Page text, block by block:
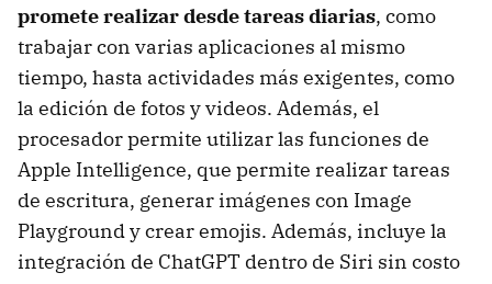
prometerealizar desde tareas diarias, como
trabajar con varias aplicaciones al mismo
tiempo, hasta actividades más exigentes, como
la edición de fotos y videos. Además, el
procesador permite utilizar las funciones de
Apple Intelligence, que permite realizar tareas
de escritura, generar imágenes con Image
Playground y crear emojis. Además, incluye la
integración de ChatGPT dentro de Siri sin costo